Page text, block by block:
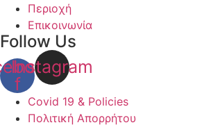
Περιοχή
Επικοινωνία
Follow Us
f
Instagram
Covid 19 & Policies
Πολιτική Απορρήτου